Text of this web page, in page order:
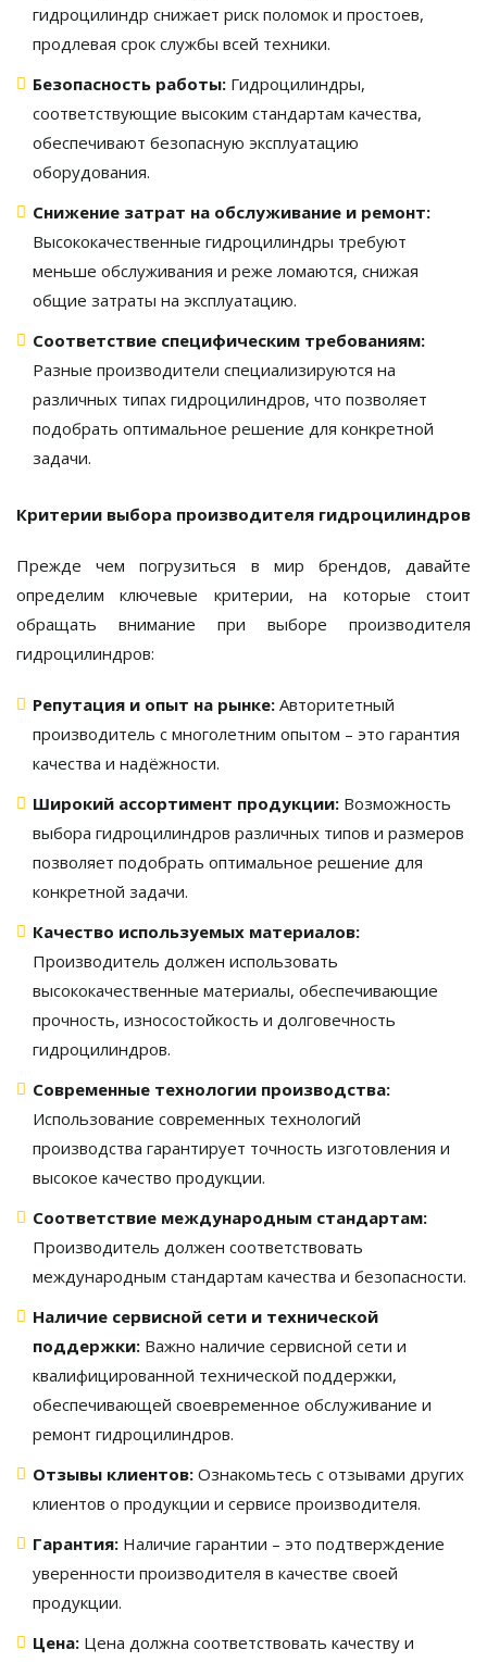
гидроцилиндр снижает риск поломок и простоев,
продлевая срок службы всей техники.
Безопасность работы: Гидроцилиндры,
соответствующие высоким стандартам качества,
обеспечивают безопасную эксплуатацию
оборудования.
Снижение затрат на обслуживание и ремонт:
Высококачественные гидроцилиндры требуют
меньше обслуживания и реже ломаются, снижая
общие затраты на эксплуатацию.
Соответствие специфическим требованиям:
Разные производители специализируются на
различных типах гидроцилиндров, что позволяет
подобрать оптимальное решение для конкретной
задачи.
Критерии выбора производителя гидроцилиндров
Прежде чем погрузиться в мир брендов, давайте
определим ключевые критерии, на которые стоит
обращать внимание при выборе производителя
гидроцилиндров:
Репутация и опыт на рынке: Авторитетный
производитель с многолетним опытом – это гарантия
качества и надёжности.
Широкий ассортимент продукции: Возможность
выбора гидроцилиндров различных типов и размеров
позволяет подобрать оптимальное решение для
конкретной задачи.
Качество используемых материалов:
Производитель должен использовать
высококачественные материалы, обеспечивающие
прочность, износостойкость и долговечность
гидроцилиндров.
Современные технологии производства:
Использование современных технологий
производства гарантирует точность изготовления и
высокое качество продукции.
Соответствие международным стандартам:
Производитель должен соответствовать
международным стандартам качества и безопасности.
Наличие сервисной сети и технической
поддержки: Важно наличие сервисной сети и
квалифицированной технической поддержки,
обеспечивающей своевременное обслуживание и
ремонт гидроцилиндров.
Отзывы клиентов: Ознакомьтесь с отзывами других
клиентов о продукции и сервисе производителя.
Гарантия: Наличие гарантии – это подтверждение
уверенности производителя в качестве своей
продукции.
Цена: Цена должна соответствовать качеству и